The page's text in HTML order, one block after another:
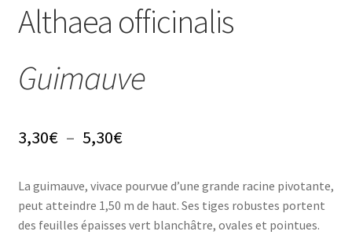
Avis
Althaea officinalis
Guimauve
3,30€ – 5,30€Plage
prix :
3,30€
La guimauve, vivace pourvue d’une grande racine pivotante,
peut atteindre 1,50 m de haut. Ses tiges robustes portent
des feuilles épaisses vert blanchâtre, ovales et pointues.